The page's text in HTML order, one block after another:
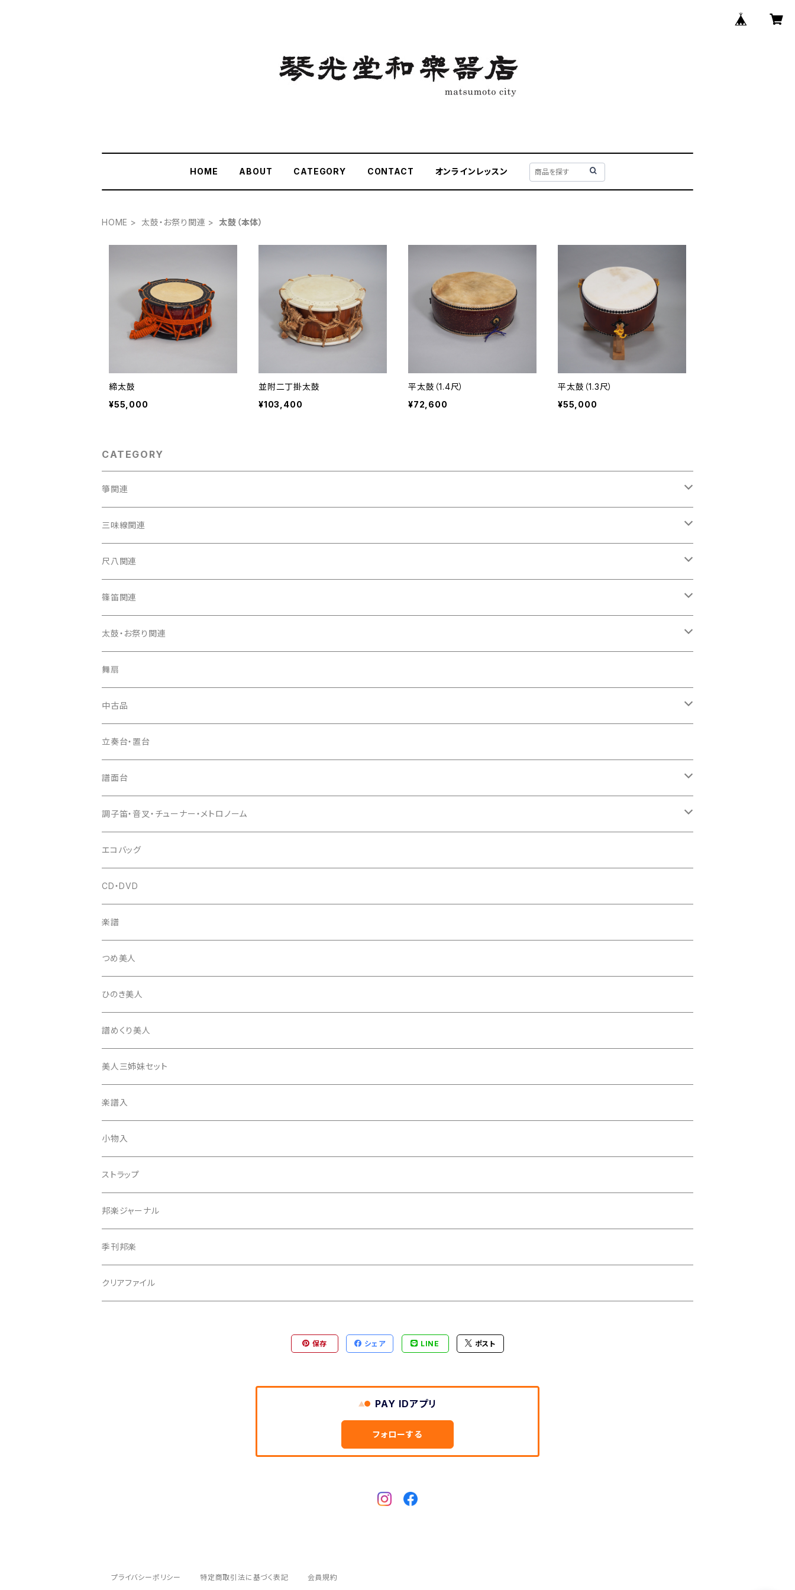
HOME ABOUT CATEGORY CONTACT オンラインレッスン
HOME 太鼓・お祭り関連 太鼓（本体）
締太鼓
¥55,000
並附二丁掛太鼓
¥103,400
平太鼓（1.4尺）
¥72,600
平太鼓（1.3尺）
¥55,000
CATEGORY
箏関連
箏（本体）
箏カバー
箏袋
口前袋・尾布
爪・爪輪
爪入
爪駒入
猫足入
爪ばさみ
箏柱
柱入
平柱入
三角柱入
琴台
13絃用琴台（低）
13絃用琴台（高）
桐柱箱
消音フェルト
三味線関連
三味線（本体）
三味線ケース
長トランク・三ツ折トランク
ソフトケース
雨用カバー
長袋・三ツ組袋・胴袋
胴掛
根緒
糸
(丸三) 寿糸
はつね糸
駒
地唄駒
長唄駒
糸駒入
爪駒入
撥入
一丁撥入
三角撥入（ファスナー式）
撥
長唄・民謡撥
地唄撥
撥さや
撥滑り止めゴム
ひざゴム・胴ゴム・おひざもと
天神袋
天神巾着
指すり
つぼシール
撥皮・撥皮のり
胴板
尺八関連
尺八（本体）
尺八袋
歌口キャップ
つゆ切り
篠笛関連
篠笛（本体）
お祭り用６穴
お祭り用７穴
篠笛袋
太鼓・お祭り関連
太鼓（本体）
太鼓撥
手拍子（チャンチャン）
当り鉦
シュモク（当り鉦バチ）
舞扇
中古品
箏（本体）
三味線（本体）
立奏台・置台
譜面台
座奏用譜面台
立奏用譜面台
調子笛・音叉・チューナー・メトロノーム
調子笛・音叉
チューナー・メトロノーム
エコバッグ
CD・DVD
楽譜
つめ美人
ひのき美人
譜めくり美人
美人三姉妹セット
楽譜入
小物入
ストラップ
邦楽ジャーナル
季刊邦楽
クリアファイル
保存 シェア LINE ポスト
PAY IDアプリ
フォローする
プライバシーポリシー 特定商取引法に基づく表記 会員規約